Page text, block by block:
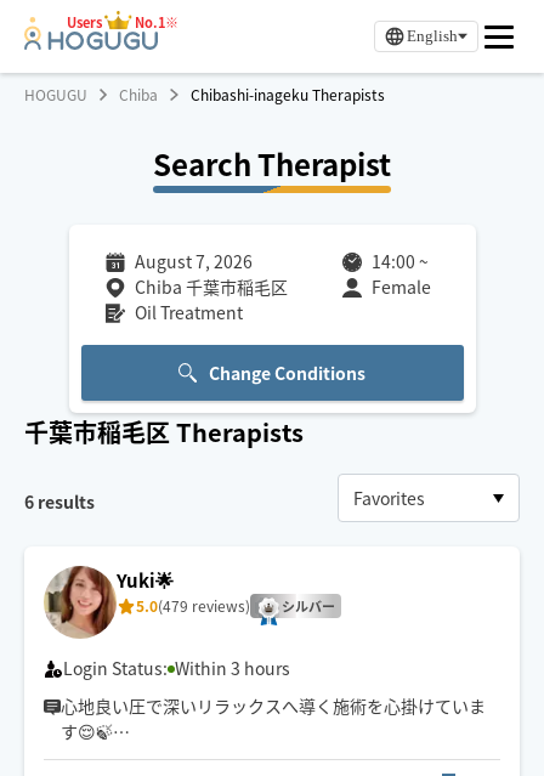
Users No.1※
English
HOGUGU Chiba Chibashi-inageku Therapists
Search Therapist
August 7, 2026 14:00 ~
Chiba 千葉市稲毛区
Female
Oil Treatment
Change Conditions
千葉市稲毛区Therapists
6 results
Yuki🌟
5.0(479 reviews) シルバー
Login Status: Within 3 hours
心地良い圧で深いリラックスへ導く施術を心掛けていま
す😌🍃
もみほぐしはストレッチ込みの施術も可能です✨